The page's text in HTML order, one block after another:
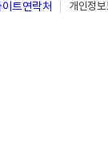
트연락처 개인정